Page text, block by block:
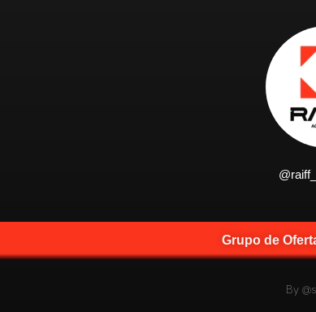
Grupo de
By